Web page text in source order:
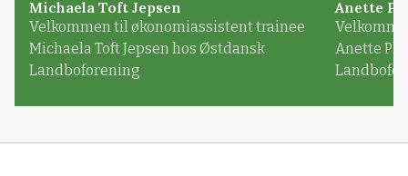
Michaela Toft Jepsen
Velkommen til økonomiassistent trainee
Michaela Toft Jepsen hos Østdansk
Landboforening
Anette
Anette